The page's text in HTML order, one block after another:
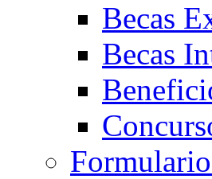
Becas
Becas